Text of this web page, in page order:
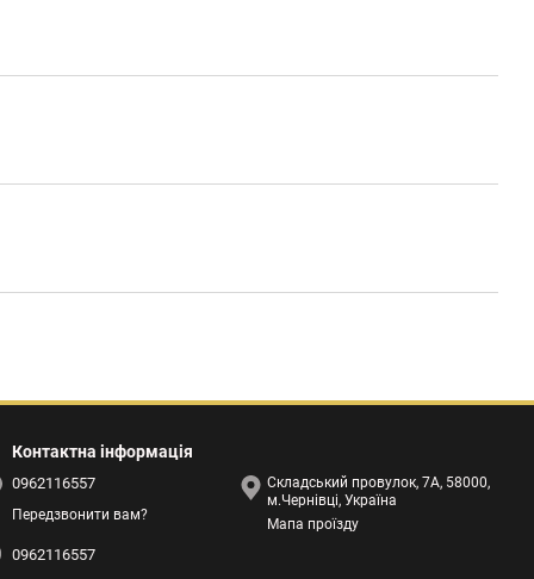
Контактна інформація
0962116557
Передзвонити вам?
0962116557
Складський провулок, 7А, 58000,
м.Чернівці, Україна
Мапа проїзду